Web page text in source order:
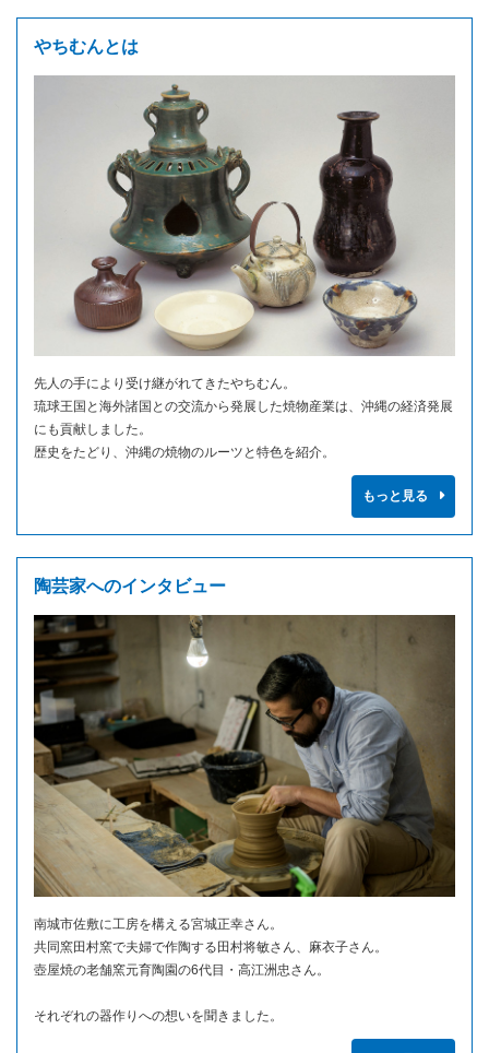
やちむんとは
先人の手により受け継がれてきたやちむん。
琉球王国と海外諸国との交流から発展した焼物産業は、沖縄の経済発展
にも貢献しました。
歴史をたどり、沖縄の焼物のルーツと特色を紹介。
もっと見る
陶芸家へのインタビュー
南城市佐敷に工房を構える宮城正幸さん。
共同窯田村窯で夫婦で作陶する田村将敏さん、麻衣子さん。
壺屋焼の老舗窯元育陶園の6代目・高江洲忠さん。
それぞれの器作りへの想いを聞きました。